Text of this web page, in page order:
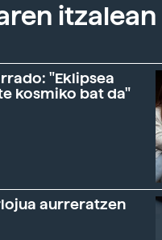
itzalean
"Eklipsea
kosmiko bat da"
aurreratzen